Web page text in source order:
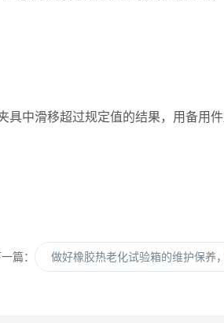
中滑移超过规定值的结果，用备用
篇： 做好橡胶热老化试验箱的维护保养